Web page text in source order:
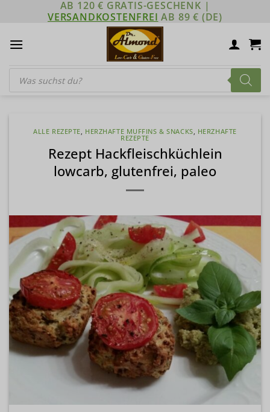
AB 120 € GRATIS-GESCHENK |
VERSANDKOSTENFREI AB 89 € (DE)
Products
search
ALLE REZEPTE, HERZHAFTE MUFFINS & SNACKS, HERZHAFTE
REZEPTE
Rezept Hackfleischküchlein
lowcarb, glutenfrei, paleo